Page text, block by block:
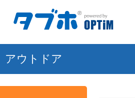
アウトドア